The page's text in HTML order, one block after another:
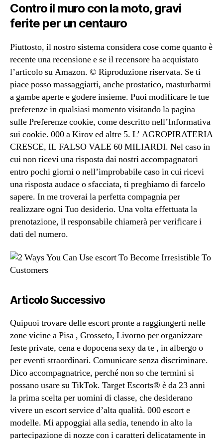
Contro il muro con la moto, gravi
ferite per un centauro
Piuttosto, il nostro sistema considera cose come quanto è
recente una recensione e se il recensore ha acquistato
l’articolo su Amazon. © Riproduzione riservata. Se ti
piace posso massaggiarti, anche prostatico, masturbarmi
a gambe aperte e godere insieme. Puoi modificare le tue
preferenze in qualsiasi momento visitando la pagina
sulle Preferenze cookie, come descritto nell’Informativa
sui cookie. 000 a Kirov ed altre 5. L’ AGROPIRATERIA
CRESCE, IL FALSO VALE 60 MILIARDI. Nel caso in
cui non ricevi una risposta dai nostri accompagnatori
entro pochi giorni o nell’improbabile caso in cui ricevi
una risposta audace o sfacciata, ti preghiamo di farcelo
sapere. In me troverai la perfetta compagnia per
realizzare ogni Tuo desiderio. Una volta effettuata la
prenotazione, il responsabile chiamerà per verificare i
dati del numero.
Articolo Successivo
Quipuoi trovare delle escort pronte a raggiungerti nelle
zone vicine a Pisa , Grosseto, Livorno per organizzare
feste private, cena e dopocena sexy da te , in albergo o
per eventi straordinari. Comunicare senza discriminare.
Dico accompagnatrice, perché non so che termini si
possano usare su TikTok. Target Escorts® è da 23 anni
la prima scelta per uomini di classe, che desiderano
vivere un escort service d’alta qualità. 000 escort e
modelle. Mi appoggiai alla sedia, tenendo in alto la
partecipazione di nozze con i caratteri delicatamente in